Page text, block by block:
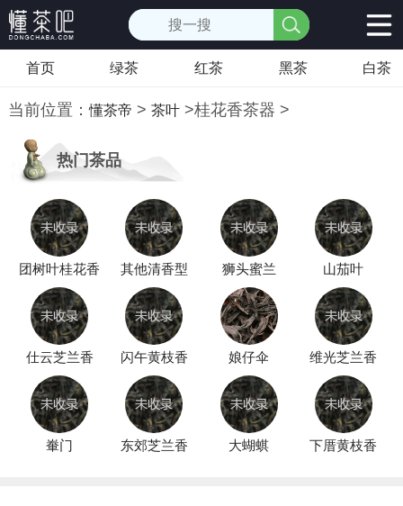
首页 绿茶 红茶 黑茶 白茶
当前位置：懂茶帝 > 茶叶>桂花香茶器 >
热门茶品
团树叶桂花香 其他清香型 狮头蜜兰 山茄叶
仕云芝兰香 闪午黄枝香 娘仔伞 维光芝兰香
輋门 东郊芝兰香 大蝴蜞 下厝黄枝香